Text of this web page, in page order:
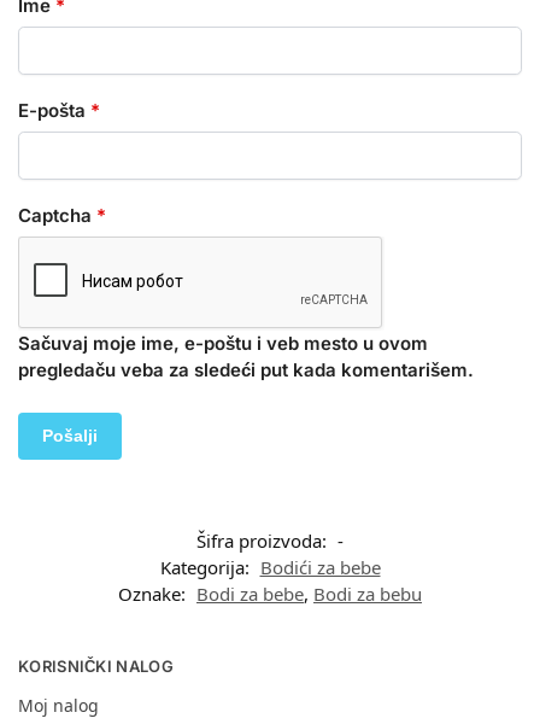
Ime *
E-pošta *
Captcha *
Sačuvaj moje ime, e-poštu i veb mesto u ovom
pregledaču veba za sledeći put kada komentarišem.
Šifra proizvoda: -
Kategorija: Bodići za bebe
Oznake: Bodi za bebe, Bodi za bebu
KORISNIČKI NALOG
Moj nalog